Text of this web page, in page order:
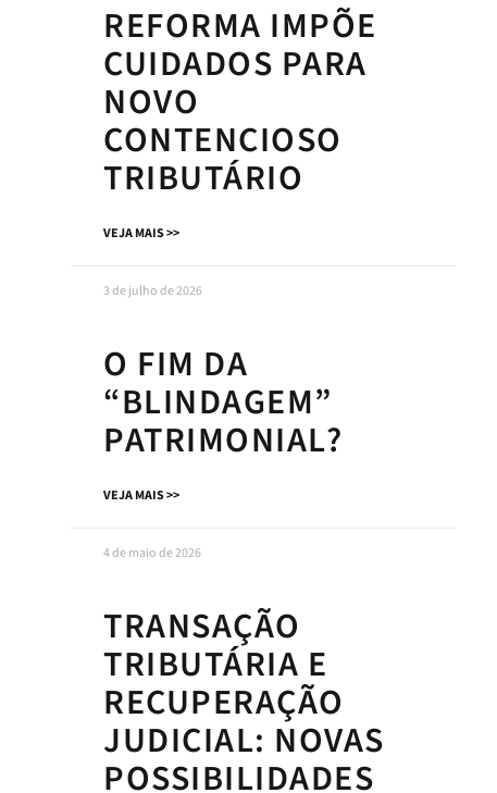
REFORMA IMPÕE
CUIDADOS PARA
NOVO
CONTENCIOSO
TRIBUTÁRIO
VEJA MAIS >>
3 de julho de 2026
O FIM DA
“BLINDAGEM”
PATRIMONIAL?
VEJA MAIS >>
4 de maio de 2026
TRANSAÇÃO
TRIBUTÁRIA E
RECUPERAÇÃO
JUDICIAL: NOVAS
POSSIBILIDADES